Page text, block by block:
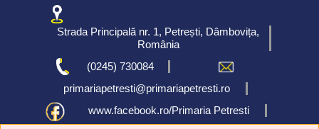
Strada Principală nr. 1, Petrești, Dâmbovița,
România
(0245) 730084
primariapetresti@primariapetresti.ro
www.facebook.ro/Primaria Petresti